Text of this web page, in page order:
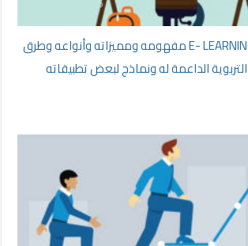
التعلم الالكتروني E- LEARNING مفهومه ومميزاته وأنواعه وطرق
الداعمة له ونماذج لبعض تطبيقاته